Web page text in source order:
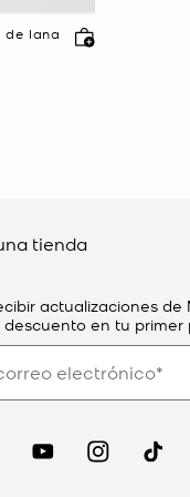
de lana
tienda
actualizaciones de
descuento en tu primer